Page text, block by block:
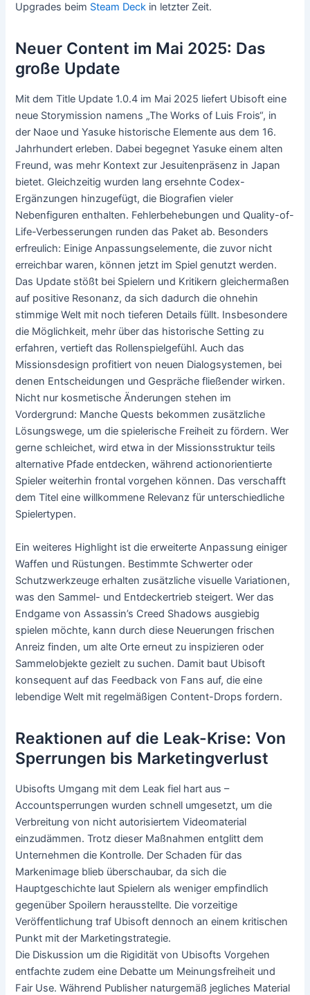
Upgrades beim Steam Deck in letzter Zeit.
Neuer Content im Mai 2025: Das
große Update
Mit dem Title Update 1.0.4 im Mai 2025 liefert Ubisoft eine
neue Storymission namens „The Works of Luis Frois“, in
der Naoe und Yasuke historische Elemente aus dem 16.
Jahrhundert erleben. Dabei begegnet Yasuke einem alten
Freund, was mehr Kontext zur Jesuitenpräsenz in Japan
bietet. Gleichzeitig wurden lang ersehnte Codex-
Ergänzungen hinzugefügt, die Biografien vieler
Nebenfiguren enthalten. Fehlerbehebungen und Quality-of-
Life-Verbesserungen runden das Paket ab. Besonders
erfreulich: Einige Anpassungselemente, die zuvor nicht
erreichbar waren, können jetzt im Spiel genutzt werden.
Das Update stößt bei Spielern und Kritikern gleichermaßen
auf positive Resonanz, da sich dadurch die ohnehin
stimmige Welt mit noch tieferen Details füllt. Insbesondere
die Möglichkeit, mehr über das historische Setting zu
erfahren, vertieft das Rollenspielgefühl. Auch das
Missionsdesign profitiert von neuen Dialogsystemen, bei
denen Entscheidungen und Gespräche fließender wirken.
Nicht nur kosmetische Änderungen stehen im
Vordergrund: Manche Quests bekommen zusätzliche
Lösungswege, um die spielerische Freiheit zu fördern. Wer
gerne schleichet, wird etwa in der Missionsstruktur teils
alternative Pfade entdecken, während actionorientierte
Spieler weiterhin frontal vorgehen können. Das verschafft
dem Titel eine willkommene Relevanz für unterschiedliche
Spielertypen.
Ein weiteres Highlight ist die erweiterte Anpassung einiger
Waffen und Rüstungen. Bestimmte Schwerter oder
Schutzwerkzeuge erhalten zusätzliche visuelle Variationen,
was den Sammel- und Entdeckertrieb steigert. Wer das
Endgame von Assassin’s Creed Shadows ausgiebig
spielen möchte, kann durch diese Neuerungen frischen
Anreiz finden, um alte Orte erneut zu inspizieren oder
Sammelobjekte gezielt zu suchen. Damit baut Ubisoft
konsequent auf das Feedback von Fans auf, die eine
lebendige Welt mit regelmäßigen Content-Drops fordern.
Reaktionen auf die Leak-Krise: Von
Sperrungen bis Marketingverlust
Ubisofts Umgang mit dem Leak fiel hart aus –
Accountsperrungen wurden schnell umgesetzt, um die
Verbreitung von nicht autorisiertem Videomaterial
einzudämmen. Trotz dieser Maßnahmen entglitt dem
Unternehmen die Kontrolle. Der Schaden für das
Markenimage blieb überschaubar, da sich die
Hauptgeschichte laut Spielern als weniger empfindlich
gegenüber Spoilern herausstellte. Die vorzeitige
Veröffentlichung traf Ubisoft dennoch an einem kritischen
Punkt mit der Marketingstrategie.
Die Diskussion um die Rigidität von Ubisofts Vorgehen
entfachte zudem eine Debatte um Meinungsfreiheit und
Fair Use. Während Publisher naturgemäß jegliches Material